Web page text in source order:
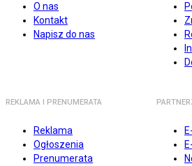
O nas
Kontakt
Napisz do nas
REKLAMA I PRENUMERATA
Reklama
Ogłoszenia
Prenumerata